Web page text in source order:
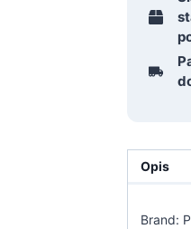
Opis
Brand: